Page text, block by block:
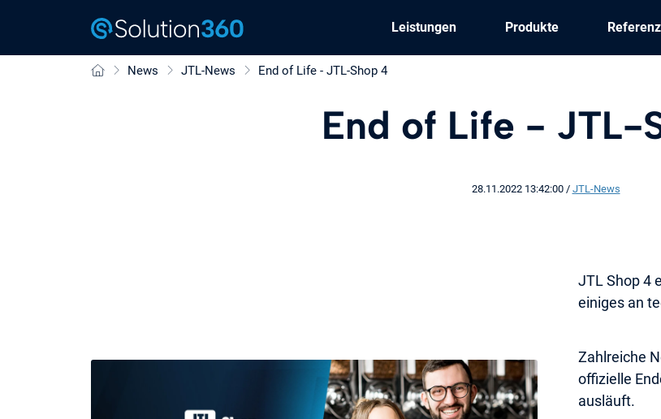
Leistungen Produkte
News JTL-News End of Life - JTL-Shop 4
End of Life - JTL-
28.11.2022 13:42:00 / JTL-News
JTL Shop 4
einiges an
Zahlreiche
offizielle
ausläuft.